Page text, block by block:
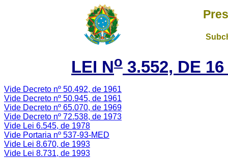
LEI No 3.552, DE
Vide Decreto nº 50.492, de 1961
Vide Decreto nº 50.945, de 1961
Vide Decreto nº 65.070, de 1969
Vide Decreto nº 72.538, de 1973
Vide Lei 6.545, de 1978
Vide Portaria nº 537-93-MED
Vide Lei 8.670, de 1993
Vide Lei 8.731, de 1993